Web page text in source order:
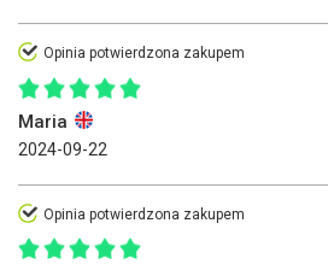
Opinia potwierdzona zakupem
Maria
2024-09-22
Opinia potwierdzona zakupem